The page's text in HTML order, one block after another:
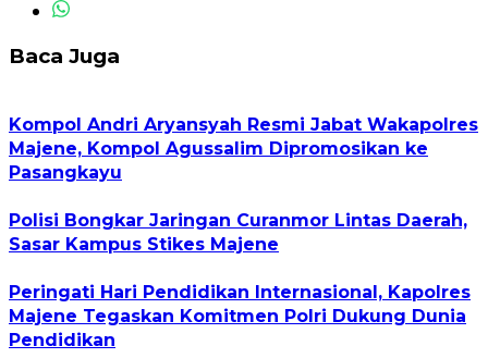
Baca Juga
Kompol Andri Aryansyah Resmi Jabat Wakapolres
Majene, Kompol Agussalim Dipromosikan ke
Pasangkayu
Polisi Bongkar Jaringan Curanmor Lintas Daerah,
Sasar Kampus Stikes Majene
Peringati Hari Pendidikan Internasional, Kapolres
Majene Tegaskan Komitmen Polri Dukung Dunia
Pendidikan